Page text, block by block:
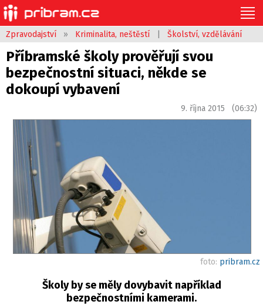
Zpravodajství » Kriminalita, neštěstí Školství, vzdělávání
Příbramské školy prověřují svou
bezpečnostní situaci, někde se
dokoupí vybavení
9. října 2015 (06:32)
foto: pribram.cz
Školy by se měly dovybavit například
bezpečnostními kamerami.